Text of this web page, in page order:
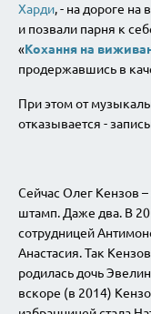
Харди, - на дороге на
и позвали парня к
«Кохання на
продержавшись в
При этом от
отказывается -
Сейчас Олег Кензов –
штамп. Даже два. В
сотрудницей
Анастасия. Так
родилась дочь
вскоре (в 2014)